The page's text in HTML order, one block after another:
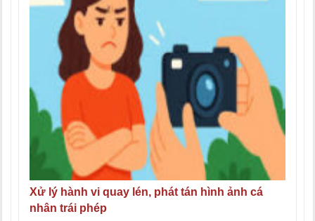
Xử lý hành vi quay lén, phát tán hình ảnh cá
nhân trái phép